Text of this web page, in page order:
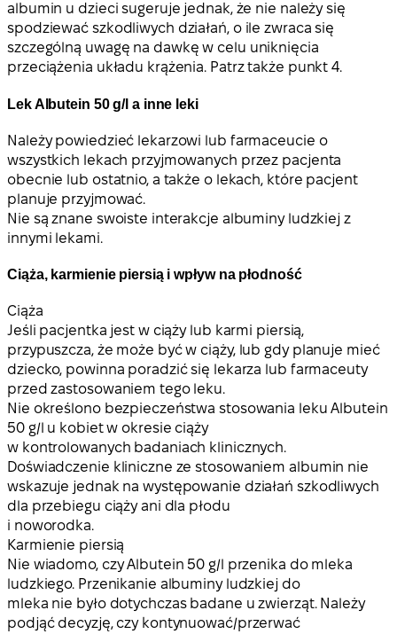
albumin u dzieci sugeruje jednak, że nie należy się
spodziewać szkodliwych działań, o ile zwraca się
szczególną uwagę na dawkę w celu uniknięcia
przeciążenia układu krążenia. Patrz także punkt 4.
Lek Albutein 50 g/l a inne leki
Należy powiedzieć lekarzowi lub farmaceucie o
wszystkich lekach przyjmowanych przez pacjenta
obecnie lub ostatnio, a także o lekach, które pacjent
planuje przyjmować.
Nie są znane swoiste interakcje albuminy ludzkiej z
innymi lekami.
Ciąża, karmienie piersią i wpływ na płodność
Ciąża
Jeśli pacjentka jest w ciąży lub karmi piersią,
przypuszcza, że może być w ciąży, lub gdy planuje mieć
dziecko, powinna poradzić się lekarza lub farmaceuty
przed zastosowaniem tego leku.
Nie określono bezpieczeństwa stosowania leku Albutein
50 g/l u kobiet w okresie ciąży
w kontrolowanych badaniach klinicznych.
Doświadczenie kliniczne ze stosowaniem albumin nie
wskazuje jednak na występowanie działań szkodliwych
dla przebiegu ciąży ani dla płodu
i noworodka.
Karmienie piersią
Nie wiadomo, czy Albutein 50 g/l przenika do mleka
ludzkiego. Przenikanie albuminy ludzkiej do
mleka nie było dotychczas badane u zwierząt. Należy
podjąć decyzję, czy kontynuować/przerwać